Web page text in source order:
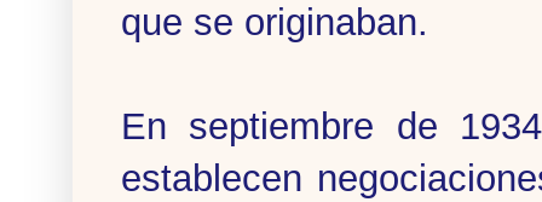
que se originaban.
En septiembre de
establecen